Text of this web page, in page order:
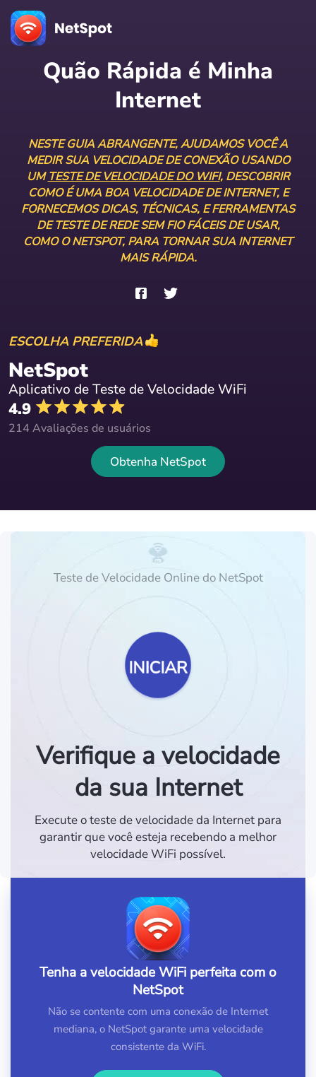
Quão Rápida é Minha
Internet
NESTE GUIA ABRANGENTE, AJUDAMOS VOCÊ A
MEDIR SUA VELOCIDADE DE CONEXÃO USANDO
UMTESTE DE VELOCIDADE DO WIFI, DESCOBRIR
COMO É UMA BOA VELOCIDADE DE INTERNET, E
FORNECEMOS DICAS, TÉCNICAS, E FERRAMENTAS
DE TESTE DE REDE SEM FIO FÁCEIS DE USAR,
COMO O NETSPOT, PARA TORNAR SUA INTERNET
MAIS RÁPIDA.
ESCOLHA PREFERIDA
NetSpot
Aplicativo de Teste de Velocidade WiFi
4.9
214 Avaliações de usuários
Obtenha NetSpot
Teste de Velocidade Online do NetSpot
INICIAR
Verifique a velocidade
da sua Internet
Execute o teste de velocidade da Internet para
garantir que você esteja recebendo a melhor
velocidade WiFi possível.
Tenha a velocidade WiFi perfeita com o
NetSpot
Não se contente com uma conexão de Internet
mediana, o NetSpot garante uma velocidade
consistente da WiFi.